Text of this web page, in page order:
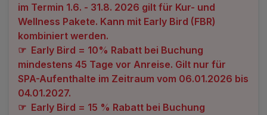
Hotels
Alle Hotels
Kurhotels
Golfhotels
Ensana Hotels
Angebote
Geschenkgutscheine
Bonusse
Sonderangebot
im Termin 1.6. - 31.8. 2026 gilt für Kur- und
Wellness Pakete. Kann mit Early Bird (FBR)
kombiniert werden.
☞ Early Bird = 10% Rabatt bei Buchung
mindestens 45 Tage vor Anreise. Gilt nur für
SPA-Aufenthalte im Zeitraum vom 06.01.2026 bis
04.01.2027.
☞ Early Bird = 15 % Rabatt bei Buchung